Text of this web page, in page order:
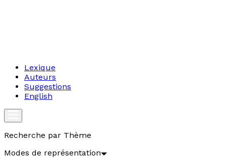
Lexique
Auteurs
Suggestions
English
Recherche par Thème
Modes de représentation